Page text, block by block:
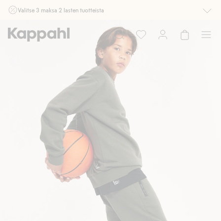
Valitse 3 maksa 2 lasten tuotteista
myymälässä ja verkossa. Ei voi yhdistää muihin alennuksiin tai tarjouksiin.
Osta nyt